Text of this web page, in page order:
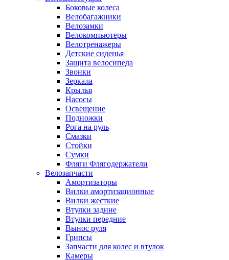
Боковые колеса
Велобагажники
Велозамки
Велокомпьютеры
Велотренажеры
Детские сиденья
Защита велосипеда
Звонки
Зеркала
Крылья
Насосы
Освещение
Подножки
Рога на руль
Смазки
Стойки
Сумки
Фляги Флягодержатели
Велозапчасти
Амортизаторы
Вилки амортизационные
Вилки жесткие
Втулки задние
Втулки передние
Вынос руля
Грипсы
Запчасти для колес и втулок
Камеры